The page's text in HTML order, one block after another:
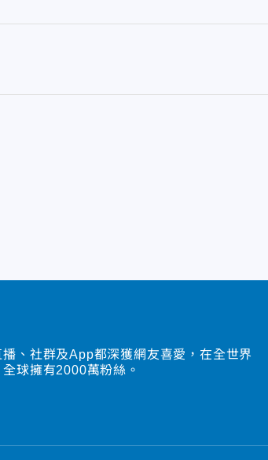
、社群及App都深獲網友喜愛，在全世界
球擁有2000萬粉絲。